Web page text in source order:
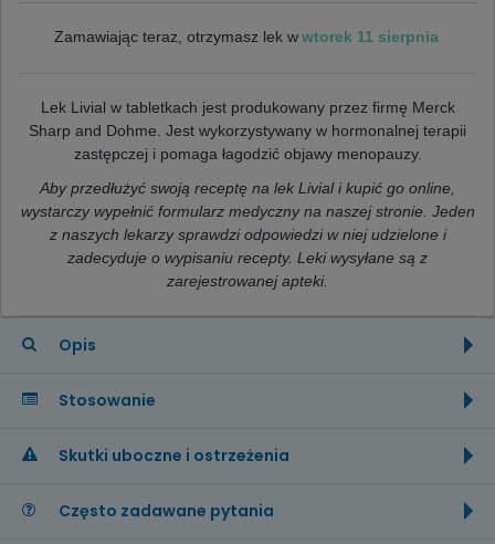
Zamawiając teraz, otrzymasz lek w wtorek 11 sierpnia
Lek Livial w tabletkach jest produkowany przez firmę Merck
Sharp and Dohme. Jest wykorzystywany w hormonalnej terapii
zastępczej i pomaga łagodzić objawy menopauzy.
Aby przedłużyć swoją receptę na lek Livial i kupić go online,
wystarczy wypełnić formularz medyczny na naszej stronie. Jeden
z naszych lekarzy sprawdzi odpowiedzi w niej udzielone i
zadecyduje o wypisaniu recepty. Leki wysyłane są z
zarejestrowanej apteki.
Opis
Stosowanie
Skutki uboczne i ostrzeżenia
Często zadawane pytania